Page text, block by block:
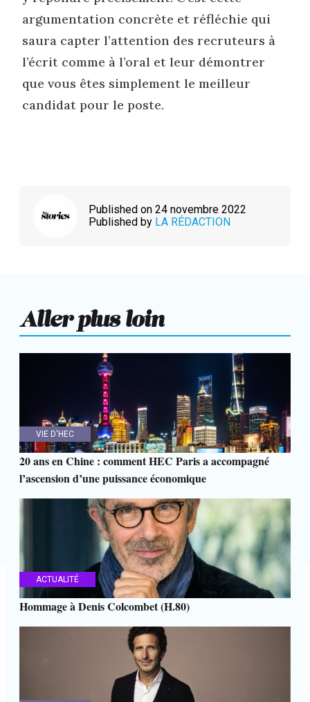
argumentation concrète et réfléchie qui
saura capter l’attention des recruteurs à
l’écrit comme à l’oral et leur démontrer
que vous êtes simplement le meilleur
candidat pour le poste.
Published on 24 novembre 2022
Published by LA RÉDACTION
Aller plus loin
VIE D'HEC
20 ans en Chine : comment HEC Paris a accompagné
l’ascension d’une puissance économique
ACTUALITÉ
Hommage à Denis Colcombet (H.80)